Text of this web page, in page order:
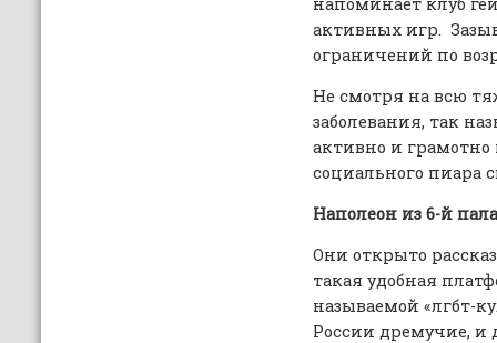
активных игр.
ограничений по
Не смотря на всю
заболевания, так
активно и
социального пиара
Наполеон из 6-й
Они открыто
такая удобная
называемой «лгбт-
России дремучие, и